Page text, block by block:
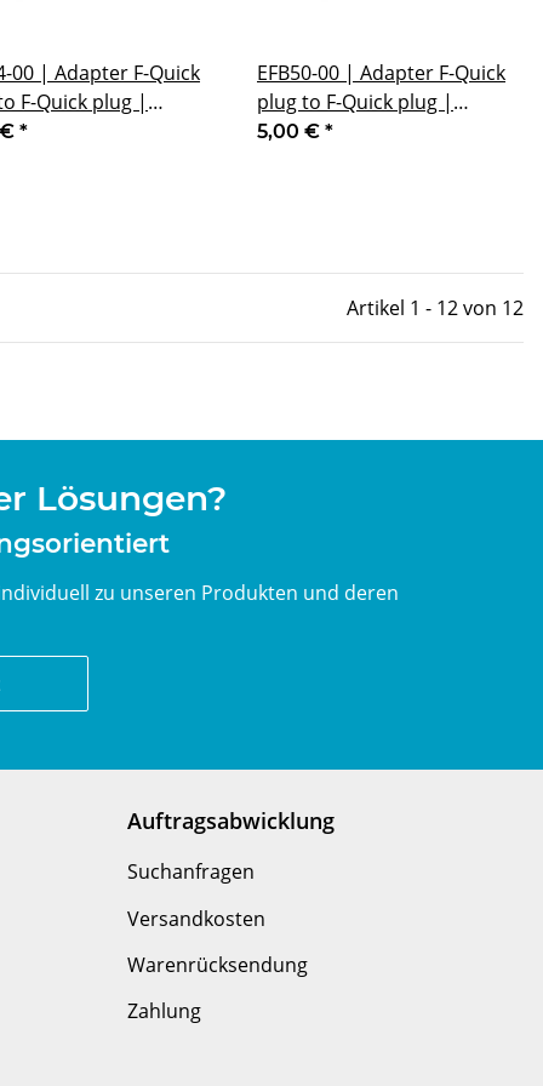
00 | Adapter F-Quick
F-Quick plug |
44 mm
*
EFB50-00 | Adapter F-Quick
plug to F-Quick plug |
Bracket 50 mm
5,00 € *
Artikel 1 - 12 von 12
Lösungen?
zu unseren Produkten und deren
Auftragsabwicklung
Suchanfragen
Versandkosten
Warenrücksendung
Zahlung